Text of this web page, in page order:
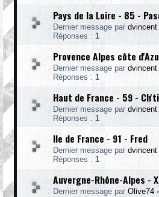
Pays de la Loire - 85 -
Dernier message par dvincent
Réponses : 1
Provence Alpes côte
Dernier message par dvincent
Réponses : 1
Haut de France - 59 -
Dernier message par dvincent
Réponses : 1
Ile de France - 91 - Fred
Dernier message par dvincent
Réponses : 1
Auvergne-Rhône-Alpes -
Dernier message par Olive74